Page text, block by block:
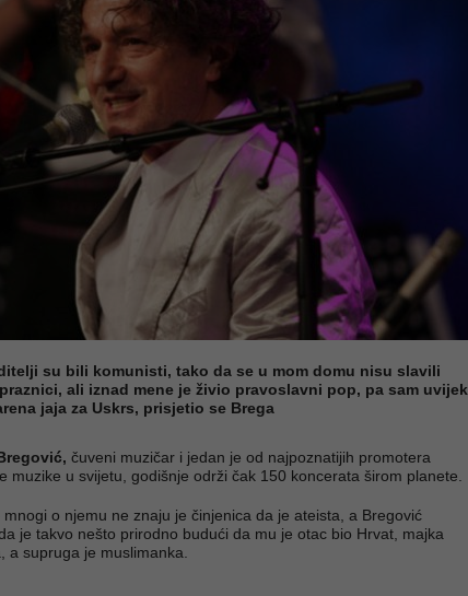
su bili komunisti, tako da se u mom domu nisu slavili
ali iznad mene je živio pravoslavni pop, pa sam uvijek
jaja za Uskrs, prisjetio se Brega
čuveni muzičar i jedan je od najpoznatijih promotera
muzike u svijetu, godišnje održi čak 150 koncerata širom planete.
mnogi o njemu ne znaju je činjenica da je ateista, a Bregović
je takvo nešto prirodno budući da mu je otac bio Hrvat, majka
a supruga je muslimanka.